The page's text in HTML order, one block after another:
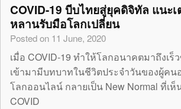
COVID-19 บีบไทยสู่ยุคดิจิทัล แนะ
หลานรับมือโลกเปลี่ยน
Posted on 11 June, 2020
เมื่อ COVID-19 ทำให้โลกอนาคตมาถึงเ
เข้ามามีบทบาทในชีวิตประจำวันของผู้คน
โลกออนไลน์ กลายเป็น New Normal ที่เ
COVID